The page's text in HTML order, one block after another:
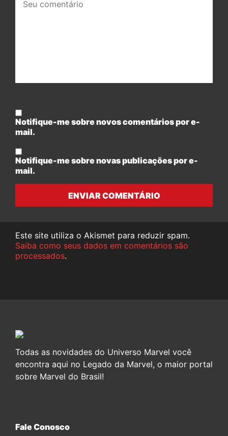
comentário:
Notifique-me sobre novos comentários por e-
mail.
Notifique-me sobre novas publicações por e-
mail.
ENVIAR COMENTÁRIO
Este site utiliza o Akismet para reduzir spam.
Saiba como seus dados em comentários são
processados.
Todas as novidades do Universo Marvel você
encontra aqui no Legado da Marvel, o maior portal
sobre Marvel do Brasil!
Fale Conosco